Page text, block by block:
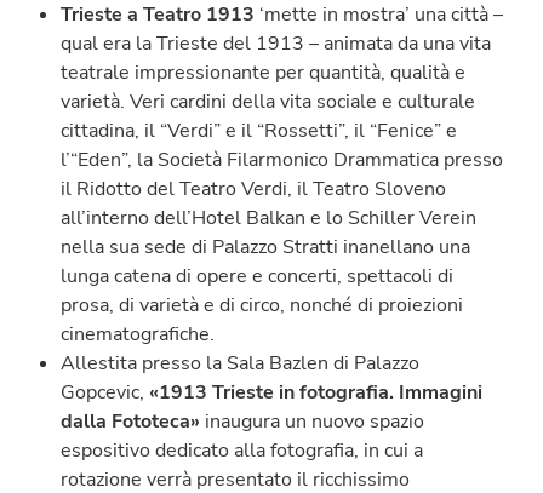
Trieste a Teatro 1913 ‘mette in mostra’ una città –
qual era la Trieste del 1913 – animata da una vita
teatrale impressionante per quantità, qualità e
varietà. Veri cardini della vita sociale e culturale
cittadina, il “Verdi” e il “Rossetti”, il “Fenice” e
l’“Eden”, la Società Filarmonico Drammatica presso
il Ridotto del Teatro Verdi, il Teatro Sloveno
all’interno dell’Hotel Balkan e lo Schiller Verein
nella sua sede di Palazzo Stratti inanellano una
lunga catena di opere e concerti, spettacoli di
prosa, di varietà e di circo, nonché di proiezioni
cinematografiche.
Allestita presso la Sala Bazlen di Palazzo
Gopcevic, «1913 Trieste in fotografia. Immagini
dalla Fototeca» inaugura un nuovo spazio
espositivo dedicato alla fotografia, in cui a
rotazione verrà presentato il ricchissimo